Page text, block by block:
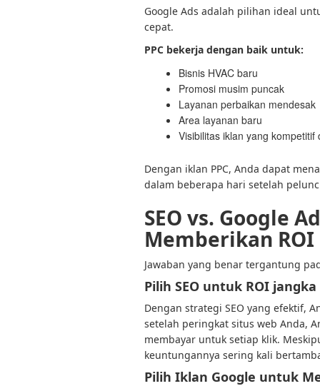
Google Ads adalah pilihan ideal
cepat.
PPC bekerja dengan baik untuk:
Bisnis HVAC baru
Promosi musim puncak
Layanan perbaikan mendesak
Area layanan baru
Visibilitas iklan yang kompetitif
Dengan iklan PPC, Anda dapat
dalam beberapa hari setelah
SEO vs. Google
Memberikan
Jawaban yang benar tergantung
Pilih SEO untuk ROI
Dengan strategi SEO yang efektif,
setelah peringkat situs web Anda,
membayar untuk setiap klik.
keuntungannya sering kali
Pilih Iklan Google untuk